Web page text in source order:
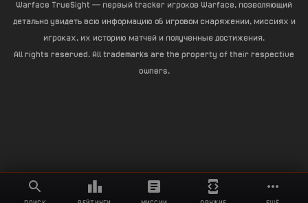
Warface TrueSight — первый tracker игроков Warface, позволяющий
детально увидеть всю информацию об игровом снаряжении, миссиях и
игроках, их историю матчей и полученные достижения.
All rights reserved. All trademarks are the property of their respective
owners.